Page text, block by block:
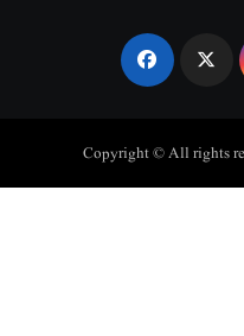
Copyright © All rights